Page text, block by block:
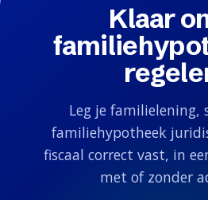
Klaar
Leg je familielening,
familiehypotheek
fiscaal correct vast, in
met of zonder